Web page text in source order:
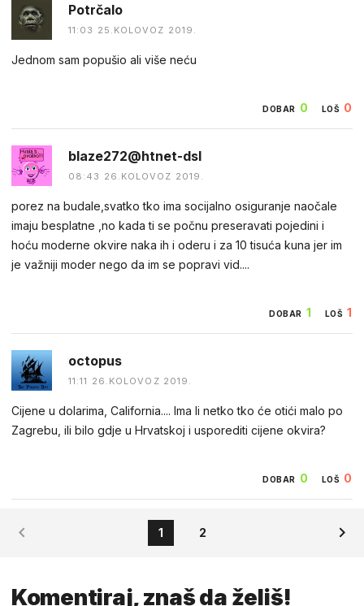
Potrčalo
11:03 25.KOLOVOZ 2019.
Jednom sam popušio ali više neću
DOBAR 0 LOŠ 0
blaze272@htnet-dsl
08:43 26.KOLOVOZ 2019.
porez na budale,svatko tko ima socijalno osiguranje naočale
imaju besplatne ,no kada ti se počnu preseravati pojedini i
hoću moderne okvire naka ih i oderu i za 10 tisuća kuna jer im
je važniji moder nego da im se popravi vid....
DOBAR 1 LOŠ 1
octopus
11:11 26.KOLOVOZ 2019.
Cijene u dolarima, California.... Ima li netko tko će otići malo po
Zagrebu, ili bilo gdje u Hrvatskoj i usporediti cijene okvira?
DOBAR 0 LOŠ 0
1 2
Komentiraj, znaš da želiš!